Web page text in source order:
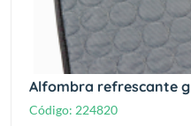
Alfombra refrescante
Código: 224820